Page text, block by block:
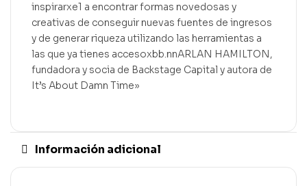
inspirarxe1 a encontrar formas novedosas y
creativas de conseguir nuevas fuentes de ingresos
y de generar riqueza utilizando las herramientas a
las que ya tienes accesoxbb.nnARLAN HAMILTON,
fundadora y socia de Backstage Capital y autora de
It’s About Damn Time»
Información adicional